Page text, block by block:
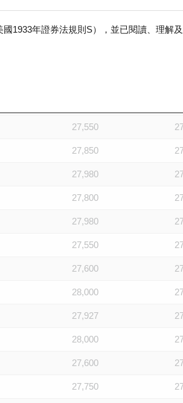
1933年證券法規則S），並已閱讀、理解
27,550
27,850
27,980
27,800
27,980
27,550
27,600
28,000
27,927
28,000
27,600
27,750